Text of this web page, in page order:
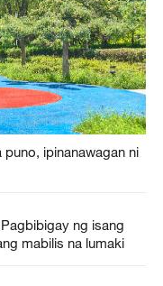
ipinanawagan ni
ng isang
mabilis na lumaki